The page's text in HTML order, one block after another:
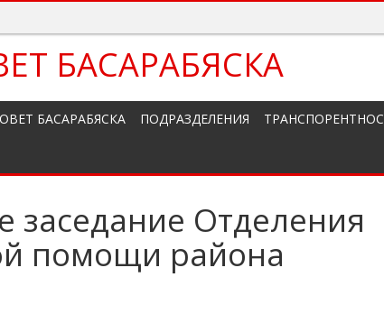
БАСАРАБЯСКА
БАСАРАБЯСКА ПОДРАЗДЕЛЕНИЯ
заседание Отделения
помощи района